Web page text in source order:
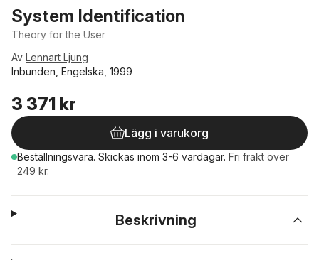
System Identification
Theory for the User
Av Lennart Ljung
Inbunden, Engelska, 1999
3 371 kr
Lägg i varukorg
Beställningsvara. Skickas inom 3-6 vardagar. Fri frakt över
249 kr.
Beskrivning